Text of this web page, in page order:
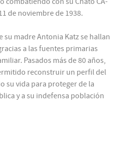
de noviembre de 1938.
su madre Antonia Katz se hallan
a las fuentes primarias
Pasados más de 80 años,
reconstruir un perfil del
su vida para proteger de la
y a su indefensa población